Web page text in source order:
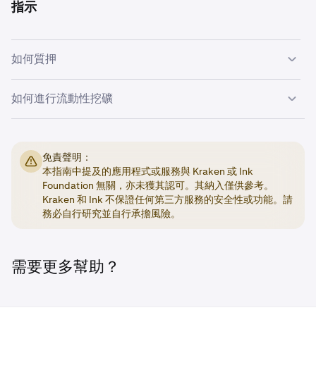
•
以太坊提款。
有您打算質押的加密貨幣。如果您想為某個交易對（例
如 ETH/USDT）提供流動性，您需要持有這兩種資產。
指示
如何質押
質押是指您將資產存入質押服務以賺取獎勵。對於這些說
明，我們將使用 Dinero。您可以在 Ink 上找到更多可用的質
押服務這裡。
1 前往質押服務網站：在您的 Kraken Wallet 中準備好您
想質押的加密貨幣後，請瀏覽質押服務供應商的網站。
在此情況下，我們將前往 Dinero 平台質押 ETH。
將您的 Kraken Wallet 連接到質押服務供應商：
以使用桌面電腦。
如何進行流動性挖礦
ETH 和 USDT，您可以在 DEX 上為 ETH/USDT 交易對提供
流動性。提供流動性通常會產生獎勵。流動性挖礦伴隨著風
險，例如無常損失等等。在此範例中，我們將使用
Velodrome，但您可以在 Ink 上找到更多平台這裡。
服務供應商的網站。在此情況下，我們將前往
免責聲明：
本指南中提及的應用程式或服務與 Kraken 或 Ink
Foundation 無關，亦未獲其認可。其納入僅供參考。
Kraken 和 Ink 不保證任何第三方服務的安全性或功能。請
務必自行研究並自行承擔風險。
需要更多幫助？